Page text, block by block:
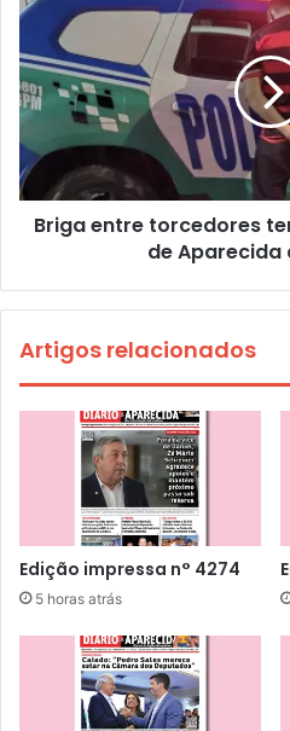
Briga entre torcedores
de Aparecida
Artigos relacionados
Edição impressa n° 4274
5 horas atrás